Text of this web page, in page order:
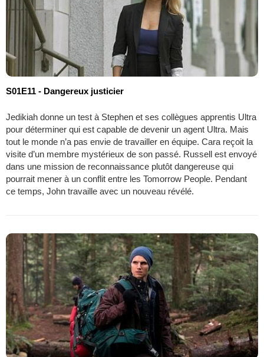
S01E11 - Dangereux justicier
Jedikiah donne un test à Stephen et ses collègues apprentis Ultra
pour déterminer qui est capable de devenir un agent Ultra. Mais
tout le monde n’a pas envie de travailler en équipe. Cara reçoit la
visite d’un membre mystérieux de son passé. Russell est envoyé
dans une mission de reconnaissance plutôt dangereuse qui
pourrait mener à un conflit entre les Tomorrow People. Pendant
ce temps, John travaille avec un nouveau révélé.